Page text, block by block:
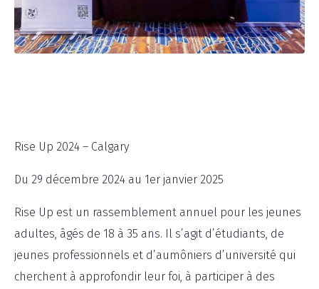
Rise Up 2024 – Calgary
Du 29 décembre 2024 au 1er janvier 2025
Rise Up est un rassemblement annuel pour les jeunes
adultes, âgés de 18 à 35 ans. Il s’agit d’étudiants, de
jeunes professionnels et d’aumôniers d’université qui
cherchent à approfondir leur foi, à participer à des